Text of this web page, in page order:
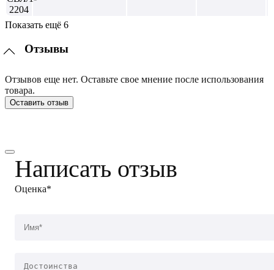
Показать ещё 6
Отзывы
Отзывов еще нет. Оставьте свое мнение после использования
товара.
Оставить отзыв
Написать отзыв
Оценка*